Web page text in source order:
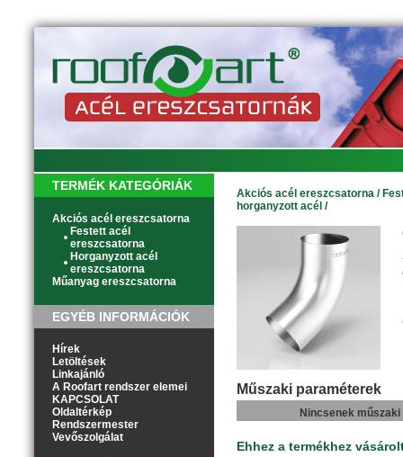
TERMÉK KATEGÓRIÁK
Akciós acél ereszcsatorna
Festett acél
ereszcsatorna
Horganyzott acél
ereszcsatorna
Műanyag ereszcsatorna
EGYÉB INFORMÁCIÓK
Hírek
Letöltések
Linkajánló
A Roofart rendszer elemei
KAPCSOLAT
Oldaltérkép
Rendszermester
Vevőszolgálat
Akciós acél ereszcsatorna /
horganyzott acél /
Műszaki paraméterek
Nincsenek
Ehhez a termékhez